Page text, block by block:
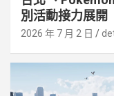
別活動接⼒展開
2026 年 7 月 2 日